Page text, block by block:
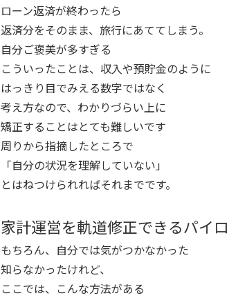
ローン返済が終わったら
返済分をそのまま、旅行にあててしまう。
自分ご褒美が多すぎる
こういったことは、収入や預貯金のように
はっきり目でみえる数字ではなく
考え方なので、わかりづらい上に
矯正することはとても難しいです
周りから指摘したところで
「自分の状況を理解していない」
とはねつけられればそれまでです。
家計運営を軌道修正できるパイ
もちろん、自分では気がつかなかった
知らなかったけれど、
ここでは、こんな方法がある